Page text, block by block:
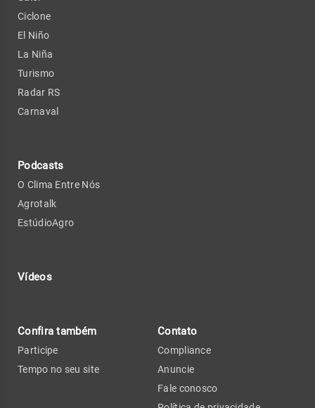
Ciclone
El Niño
La Niña
Turismo
Radar RS
Carnaval
Podcasts
O Clima Entre Nós
Agrotalk
EstúdioAgro
Vídeos
Confira também
Participe
Tempo no seu site
Contato
Compliance
Anuncie
Fale conosco